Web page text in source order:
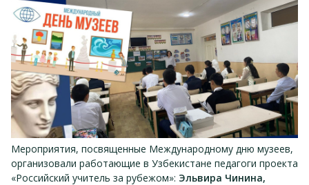
Мероприятия, посвященные Международному дню музеев,
организовали работающие в Узбекистане педагоги проекта
«Российский учитель за рубежом»: Эльвира Чинина,